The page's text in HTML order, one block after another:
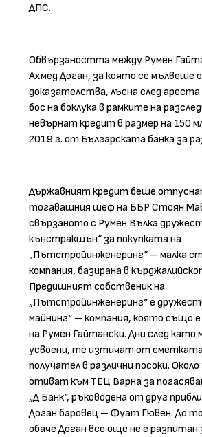
ДПС.
Обвързаността между Румен
Ахмед Доган, за която се мълвеше
доказателства, лъсна след
бос на боклука в рамките на
невърнат кредит в размер на 150
2019 г. от Българската банка за
Държавният кредит беше
тогавашния шеф на ББР Стоян
свързаното с Румен Вълка
кънстракшън“ за покупката на
„Пътстройинженеринг“ – малка
компания, базирана в
Предишният собственик на
„Пътстройинженеринг“ е
майнинг“ – компания, която също
на Румен Гайтански. Дни след като
усвоени, те изтичат от
получател в различни посоки. Около
отиват към ТЕЦ Варна за
„Д Банк“, ръководена от друг
Доган баровец – Фуат Гювен. До
обаче Доган все още не е разпитан